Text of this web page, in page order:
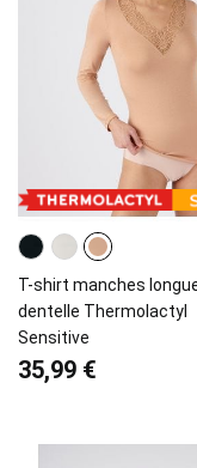
T-shirt manches
dentelle Thermolactyl
Sensitive
35,99 €